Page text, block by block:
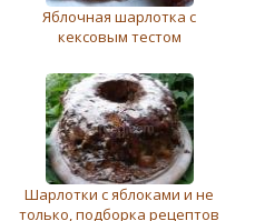
Яблочная шарлотка с
кексовым тестом
Шарлотки с яблоками и не
только, подборка рецептов